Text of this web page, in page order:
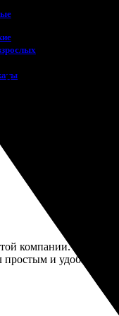
★ ★
фотопечатью и
которые теперь
компании.
простым и удобным,